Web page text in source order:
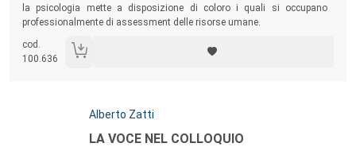
la psicologia mette a disposizione di coloro i quali si occupano
professionalmente di assessment delle risorse umane.
cod.
100.636
Autori:
Alberto Zatti
Titolo:
LA VOCE NEL COLLOQUIO